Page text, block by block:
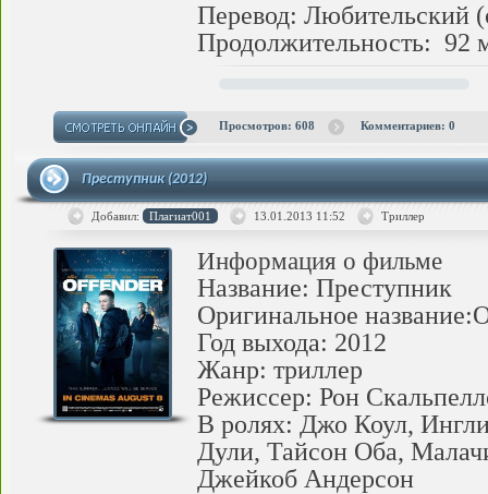
Перевод: Любительский
Продолжительность: 92
Просмотров: 608 Комментариев: 0
Преступник (2012)
Добавил: Плагиат001 13.01.2013 11:52 Триллер
Информация о фильме
Название: Преступник
Оригинальное
Год выхода: 2012
Жанр: триллер
Режиссер: Рон
В ролях: Джо Коул,
Дули, Тайсон Оба,
Джейкоб Андерсон